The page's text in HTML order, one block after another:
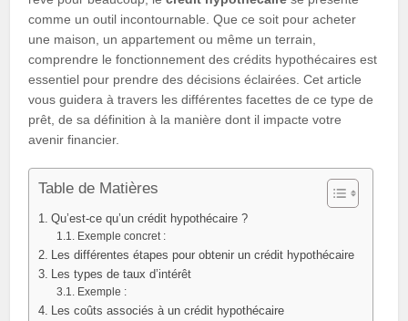
comme un outil incontournable. Que ce soit pour acheter
une maison, un appartement ou même un terrain,
comprendre le fonctionnement des crédits hypothécaires est
essentiel pour prendre des décisions éclairées. Cet article
vous guidera à travers les différentes facettes de ce type de
prêt, de sa définition à la manière dont il impacte votre
avenir financier.
Table de Matières
Qu’est-ce qu’un crédit hypothécaire ?
Exemple concret :
Les différentes étapes pour obtenir un crédit hypothécaire
Les types de taux d’intérêt
Exemple :
Les coûts associés à un crédit hypothécaire